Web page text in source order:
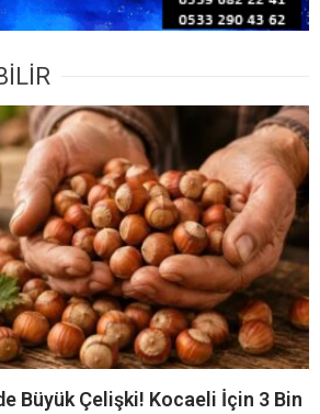
Büyük Çelişki! Kocaeli İçin 3 Bin